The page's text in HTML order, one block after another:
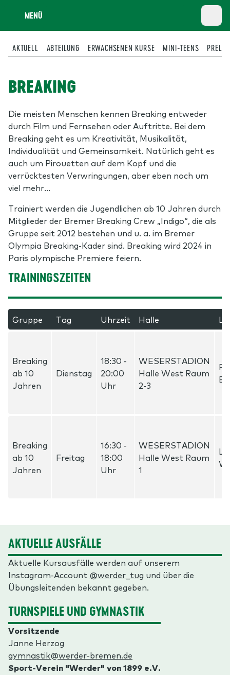
MENÜ
AKTUELL ABTEILUNG ERWACHSENEN KURSE MINI-TEENS
BREAKING
Die meisten Menschen kennen Breaking entweder
durch Film und Fernsehen oder Auftritte. Bei dem
Breaking geht es um Kreativität, Musikalität,
Individualität und Gemeinsamkeit. Natürlich geht es
auch um Pirouetten auf dem Kopf und die
verrücktesten Verwringungen, aber eben noch um
viel mehr...
Trainiert werden die Jugendlichen ab 10 Jahren durch
Mitglieder der Bremer Breaking Crew „Indigo“, die als
Gruppe seit 2012 bestehen und u. a. im Bremer
Olympia Breaking-Kader sind. Breaking wird 2024 in
Paris olympische Premiere feiern.
TRAININGSZEITEN
Gruppe Tag Uhrzeit Halle
Breaking
ab 10
Jahren
Dienstag
18:30 -
20:00
Uhr
WESERSTADION
Halle West Raum
2-3
Breaking
ab 10
Jahren
Freitag
16:30 -
18:00
Uhr
WESERSTADION
Halle West Raum
1
AKTUELLE AUSFÄLLE
Aktuelle Kursausfälle werden auf unserem
Instagram-Account @werder_tug und über die
Übungsleitenden bekannt gegeben.
TURNSPIELE UND GYMNASTIK
Vorsitzende
Janne Herzog
gymnastik@werder-bremen.de
Sport-Verein "Werder" von 1899 e.V.